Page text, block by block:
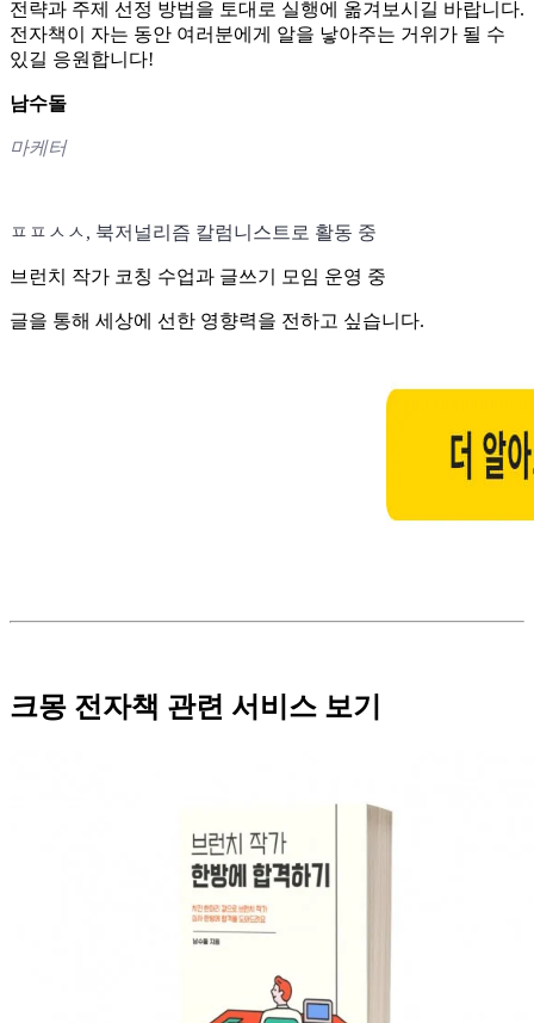
전략과 주제 선정 방법을 토대로 실행에 옮겨보시길 바랍니다.
전자책이 자는 동안 여러분에게 알을 낳아주는 거위가 될 수
있길 응원합니다!
남수돌
마케터
ㅍㅍㅅㅅ, 북저널리즘 칼럼니스트로 활동 중
브런치 작가 코칭 수업과 글쓰기 모임 운영 중
글을 통해 세상에 선한 영향력을 전하고 싶습니다.
크몽 전자책 관련 서비스 보기